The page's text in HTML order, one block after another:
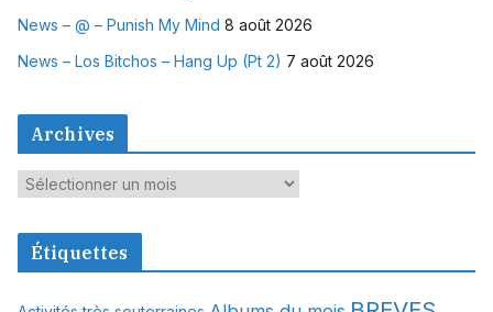
News – @ – Punish My Mind 8 août 2026
News – Los Bitchos – Hang Up (Pt 2) 7 août 2026
Archives
A
c
Étiquettes